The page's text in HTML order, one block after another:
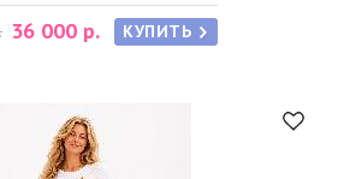
36 000 р. КУПИТЬ